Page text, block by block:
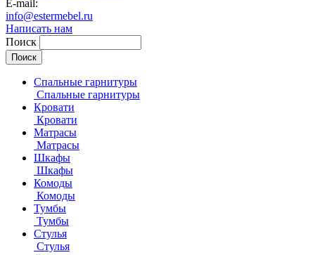
E-mail:
info@estermebel.ru
Написать нам
Поиск
Спальные гарнитуры
Спальные гарнитуры
Кровати
Кровати
Матрасы
Матрасы
Шкафы
Шкафы
Комоды
Комоды
Тумбы
Тумбы
Стулья
Стулья